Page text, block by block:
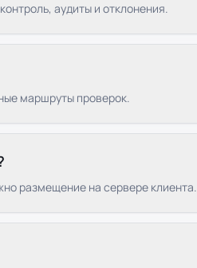
аудиты и отклонения.
маршруты проверок.
размещение на сервере клиента.